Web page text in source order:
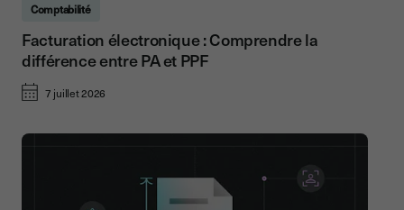
Comptabilité
Facturation électronique : Comprendre la
différence entre PA et PPF
7 juillet 2026